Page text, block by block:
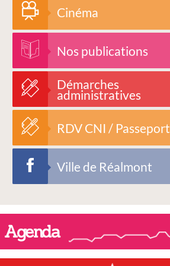
Cinéma
Nos publications
Démarches
administratives
RDV CNI / Passeport
Ville de Réalmont
Agenda